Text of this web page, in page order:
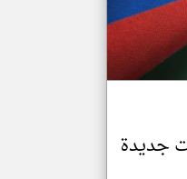
تغيير الدولة
القمر على مدار الساعة
القمر العاجلة والمباشرة
جديدة
klyoum.com